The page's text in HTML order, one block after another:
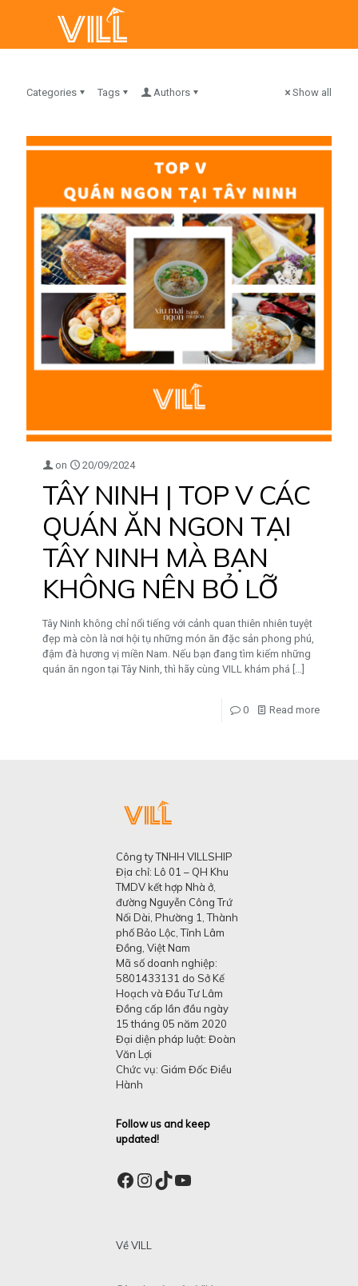
Categories Tags Authors Show all
on 20/09/2024
TÂY NINH | TOP V CÁC
QUÁN ĂN NGON TẠI
TÂY NINH MÀ BẠN
KHÔNG NÊN BỎ LỠ
Tây Ninh không chỉ nổi tiếng với cảnh quan thiên nhiên tuyệt
đẹp mà còn là nơi hội tụ những món ăn đặc sản phong phú,
đậm đà hương vị miền Nam. Nếu bạn đang tìm kiếm những
quán ăn ngon tại Tây Ninh, thì hãy cùng VILL khám phá […]
0 Read more
Công ty TNHH VILLSHIP
Địa chỉ: Lô 01 – QH Khu
TMDV kết hợp Nhà ở,
đường Nguyễn Công Trứ
Nối Dài, Phường 1, Thành
phố Bảo Lộc, Tỉnh Lâm
Đồng, Việt Nam
Mã số doanh nghiệp:
5801433131 do Sở Kế
Hoạch và Đầu Tư Lâm
Đồng cấp lần đầu ngày
15 tháng 05 năm 2020
Đại diện pháp luật: Đoàn
Văn Lợi
Chức vụ: Giám Đốc Điều
Hành
Follow us and keep
updated!
Facebook
Instagram
TikTok
YouTube
Về VILL